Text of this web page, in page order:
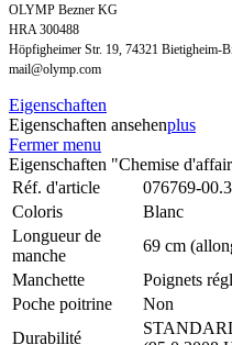
OLYMP Bezner KG
HRA 300488
Höpfigheimer Str. 19, 74321 Bietigheim-
mail@olymp.com
Eigenschaften
Eigenschaften ansehenplus
Fermer menu
Eigenschaften "Chemise
Réf. d'article
076769-
Coloris
Blanc
Longueur de
manche
69 cm
Manchette
Poignets
Poche poitrine
Non
Durabilité